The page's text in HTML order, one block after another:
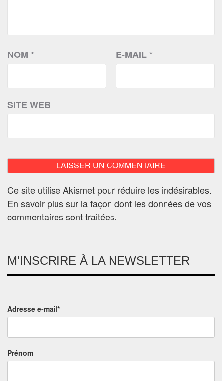
NOM * E-MAIL*
SITE WEB
Ce site utilise Akismet pour réduire les indésirables.
En savoir plus sur la façon dont les données de vos
commentaires sont traitées.
M'INSCRIRE À LA NEWSLETTER
Adresse e-mail*
Prénom